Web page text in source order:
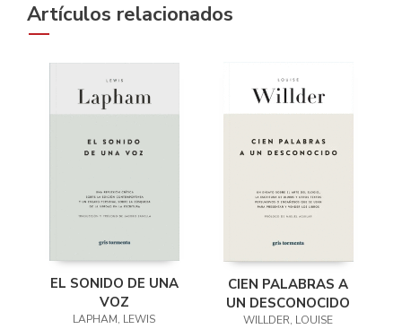
Artículos relacionados
EL SONIDO DE UNA
VOZ
LAPHAM, LEWIS
CIEN PALABRAS A
UN DESCONOCIDO
WILLDER, LOUISE